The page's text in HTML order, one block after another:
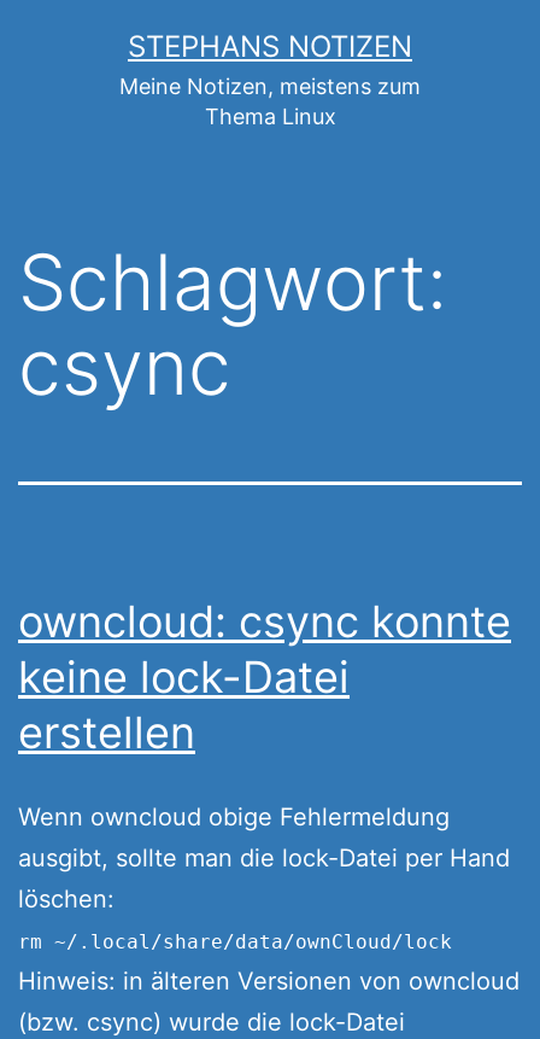
STEPHANS NOTIZEN
Meine Notizen, meistens zum
Thema Linux
Schlagwort:
csync
owncloud: csync konnte
keine lock-Datei
erstellen
Wenn owncloud obige Fehlermeldung
ausgibt, sollte man die lock-Datei per Hand
löschen:
rm ~/.local/share/data/ownCloud/lock
Hinweis: in älteren Versionen von owncloud
(bzw. csync) wurde die lock-Datei